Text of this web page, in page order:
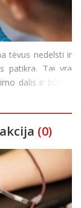
tėvus nedelsti ir
patikra. Tai yra
dalis ir būtina
Mokinio
(0)